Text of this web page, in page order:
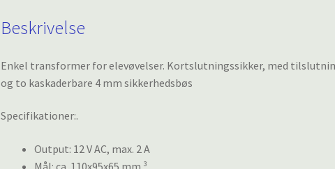
Beskrivelse
Enkel transformer for elevøvelser. Kortslutningssikker, med
og to kaskaderbare 4 mm sikkerhedsbøs
Specifikationer:.
Output: 12 V AC, max. 2 A